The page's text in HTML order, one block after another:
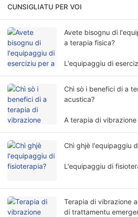
CUNSIGLIATU PER VOI
Avete bisognu di
a terapia fisica?
L'equipaggiu di
implica parechji fatturi
Chì sò i benefici di a
acustica?
A terapia di
manera non invasiva,
Chì ghjè l'equipaggiu
L'equipaggiu di
annantu à i principii
alleviare i sintomi è à
corpu in modu non
Terapia di vibrazione
di trattamentu